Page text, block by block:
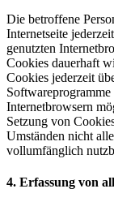
Die betroffene
Internetseite
genutzten
Cookies dauerhaft
Cookies jederzeit
Internetbrowsern
Setzung von
Umständen nicht
vollumfänglich
4. Erfassung von